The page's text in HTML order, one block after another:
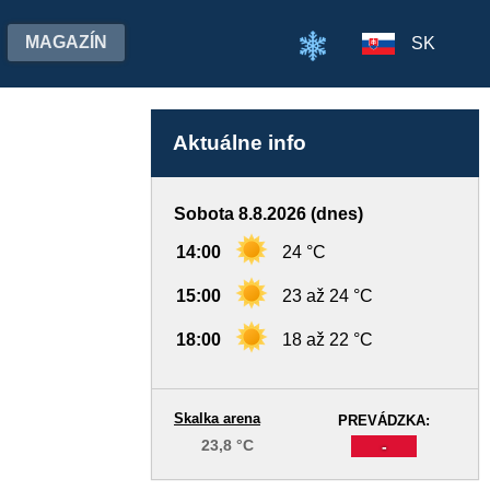
MAGAZÍN SK
Aktuálne info
Sobota 8.8.2026 (dnes)
14:00 24 °C
15:00 23 až 24 °C
18:00 18 až 22 °C
PREVÁDZKA:
-
Skalka arena
23,8 °C